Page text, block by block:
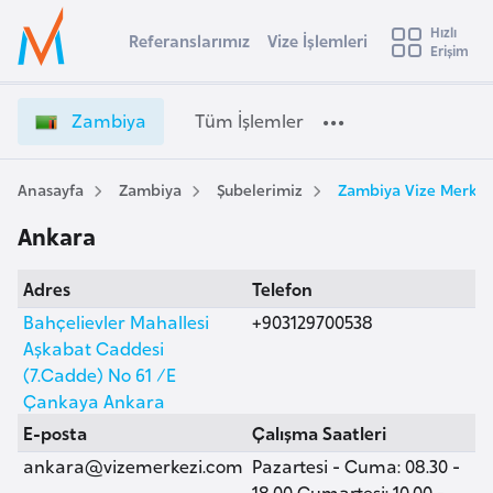
Ülke Seçimi
Başvuru yapmak istediğiniz ülkeyi seçin
Üye
Girişi
a
b
i
y
e
İ
ş
l
m
l
e
t
Referanslarımız Vize İşlemleri
Hızlı
Erişim
Zambiya Tüm İşlemler
Anasayfa Zambiya Şubelerimiz Zambiya Vize
Ankara
Adres
Bahçelievler Mahallesi
Aşkabat Caddesi
(7.Cadde) No 61 /E
Çankaya Ankara
Telefon
+903129700538
E-posta
ankara@vizemerkezi.com
Çalışma Saatleri
Pazartesi - Cuma: 08.30 -
s
t
r
a
v
u
s
t
u
r
y